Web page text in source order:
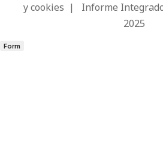
y cookies | Informe
2025
Form